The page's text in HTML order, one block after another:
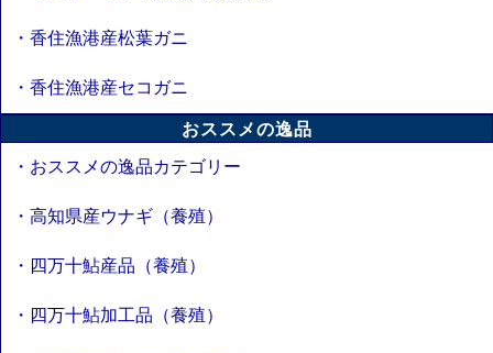
・香住漁港産松葉ガニ
・香住漁港産セコガニ
おススメの逸品
・おススメの逸品カテゴリー
・高知県産ウナギ（養殖）
・四万十鮎産品（養殖）
・四万十鮎加工品（養殖）